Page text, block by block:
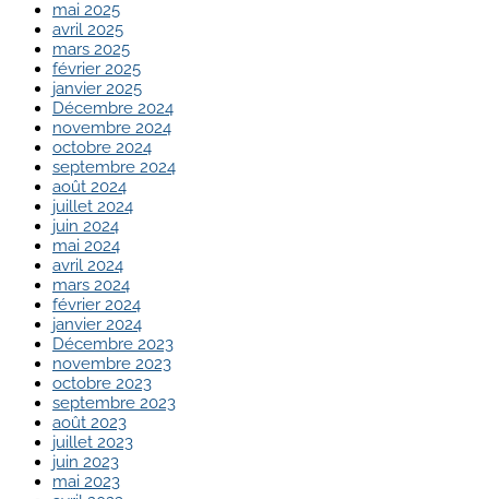
mai 2025
avril 2025
mars 2025
février 2025
janvier 2025
Décembre 2024
novembre 2024
octobre 2024
septembre 2024
août 2024
juillet 2024
juin 2024
mai 2024
avril 2024
mars 2024
février 2024
janvier 2024
Décembre 2023
novembre 2023
octobre 2023
septembre 2023
août 2023
juillet 2023
juin 2023
mai 2023